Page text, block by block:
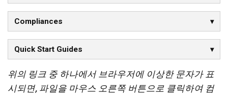
Compliances
Quick Start Guides
위의 링크 중 하나에서 브라우저에 이상한 문자가 표
시되면, 파일을 마우스 오른쪽 버튼으로 클릭하여 컴